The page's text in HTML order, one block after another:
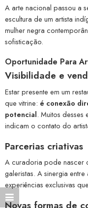
A arte nacional passou a
escultura de um artista
mulher negra
sofisticação.
Oportunidade Para
Visibilidade e
Estar presente em um
que vitrine: é conexão
potencial. Muitos
indicam o contato do
Parcerias criativas
A curadoria pode nascer
galeristas. A sinergia
experiências exclusivas